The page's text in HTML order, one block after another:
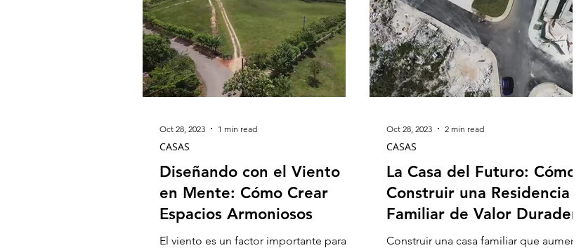
Diseñando con el Viento
en Mente: Cómo Crear
Espacios Armoniosos
El viento es un factor importante para
CASAS
Oct 28, 2023 1 min read
La Casa del Futuro: Cómo
Construir una Residencia
Familiar de Valor Duradero
Construir una casa familiar que aumente
CASAS
Oct 28, 2023 2 min read